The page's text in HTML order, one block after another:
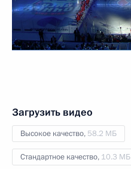
Загрузить видео
Высокое качество, 58.2 МБ
Стандартное качество, 10.3 МБ